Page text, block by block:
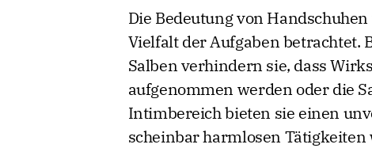
Die Bedeutung von
Vielfalt der Aufgaben betrachtet.
Salben verhindern sie, dass
aufgenommen werden oder die
Intimbereich bieten sie einen
scheinbar harmlosen